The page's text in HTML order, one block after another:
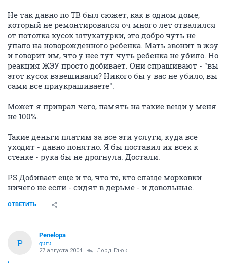
Не так давно по ТВ был сюжет, как в одном доме,
который не ремонтировался оч много лет отвалился
от потолка кусок штукатурки, это добро чуть не
упало на новорожденного ребенка. Мать звонит в жэу
и говорит им, что у нее тут чуть ребенка не убило. Но
реакция ЖЭУ просто добивает. Они спрашивают - "вы
этот кусок взвешивали? Никого бы у вас не убило, вы
сами все приукрашиваете".
Может я приврал чего, память на такие вещи у меня
не 100%.
Такие деньги платим за все эти услуги, куда все
уходит - давно понятно. Я бы поставил их всех к
стенке - рука бы не дрогнула. Достали.
PS Добивает еще и то, что те, кто слаще морковки
ничего не если - сидят в дерьме - и довольные.
ОТВЕТИТЬ
P
Penelopa
guru
27 августа 2004 Лорд Глюк